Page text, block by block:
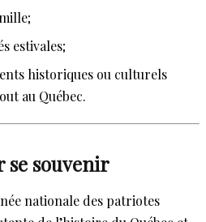
estivales;
historiques ou culturels
au Québec.
se souvenir
nationale des patriotes